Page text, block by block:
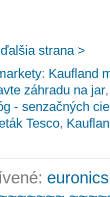
ďalšia strana >
: Kaufland
záhradu na jar
- senzačných
Tesco,